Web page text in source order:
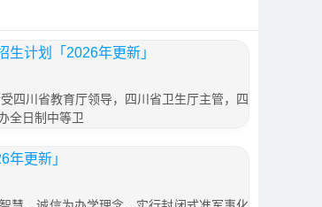
计划「2026年更新」
四川省教育厅领导，四川省卫生厅主管，四
全日制中等卫
年更新」